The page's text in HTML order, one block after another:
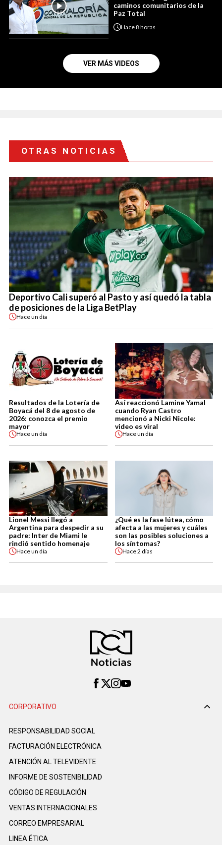
caminos comunitarios de la
Paz Total
Hace8 horas
VER MÁS VIDEOS
OTRAS NOTICIAS
Deportivo Cali superó al Pasto y así quedó la tabla
de posiciones de la Liga BetPlay
Haceun día
Resultados de la Lotería de
Boyacá del 8 de agosto de
2026: conozca el premio
mayor
Haceun día
Así reaccionó Lamine Yamal
cuando Ryan Castro
mencionó a Nicki Nicole:
video es viral
Haceun día
Lionel Messi llegó a
Argentina para despedir a su
padre: Inter de Miami le
rindió sentido homenaje
Haceun día
¿Qué es la fase lútea, cómo
afecta a las mujeres y cuáles
son las posibles soluciones a
los síntomas?
Hace2 días
CORPORATIVO
RESPONSABILIDAD SOCIAL
FACTURACIÓN ELECTRÓNICA
ATENCIÓN AL TELEVIDENTE
INFORME DE SOSTENIBILIDAD
CÓDIGO DE REGULACIÓN
VENTAS INTERNACIONALES
CORREO EMPRESARIAL
LINEA ÉTICA